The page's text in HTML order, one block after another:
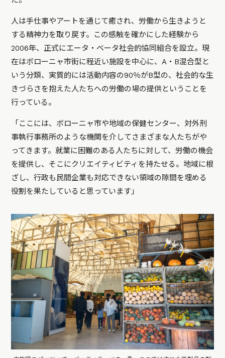
人は手仕事やアートを通じて癒され、労働から生きようと
する精神力を取り戻す。この感触を確かにした経験から
2006年、正式にエータ・ベータ社会的協同組合を設立。現
在はボローニャ市街に程近い施設を中心に、A・B混合型と
いう分類、実質的には活動内容の90％がB型の、社会的な生
きづらさを抱えた人たちへの労働の場の提供ということを
行っている。
「ここには、ボローニャ市や地域の保健センター、対外刑
事執行事務所のような機関を介してさまざまな人たちがや
ってきます。就業に困難のある人たちに対して、労働の機会
を提供し、そこにクリエイティビティを持たせる。地域に根
ざし、行政も民間企業も対応できない領域の隙間を埋める
役割を果たしていると思っています」